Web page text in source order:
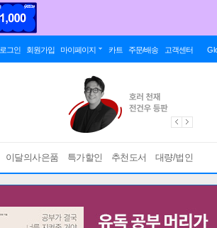
로그인 회원가입 마이페이지 카트 주문/배송 고객센터
이달의사은품 특가할인 추천도서 대량/법인